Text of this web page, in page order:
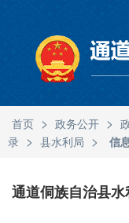
首页 > 政务公开 >
录 > 县水利局 > 信
通道侗族自治县